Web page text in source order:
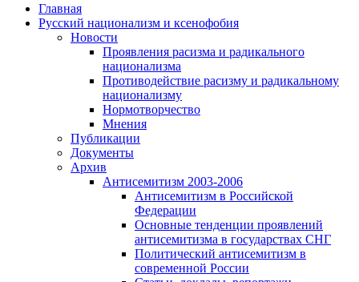
Главная
Русский национализм и ксенофобия
Новости
Проявления расизма и радикального
национализма
Противодействие расизму и радикальному
национализму
Нормотворчество
Мнения
Публикации
Документы
Архив
Антисемитизм 2003-2006
Антисемитизм в Российской
Федерации
Основные тенденции проявлений
антисемитизма в государствах СНГ
Политический антисемитизм в
современной России